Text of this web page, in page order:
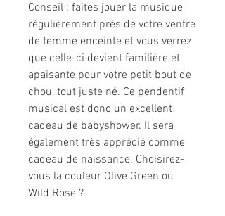
Conseil : faites jouer la musique
régulièrement près de votre ventre
de femme enceinte et vous verrez
que celle-ci devient familière et
apaisante pour votre petit bout de
chou, tout juste né. Ce pendentif
musical est donc un excellent
cadeau de babyshower. Il sera
également très apprécié comme
cadeau de naissance. Choisirez-
vous la couleur Olive Green ou
Wild Rose ?